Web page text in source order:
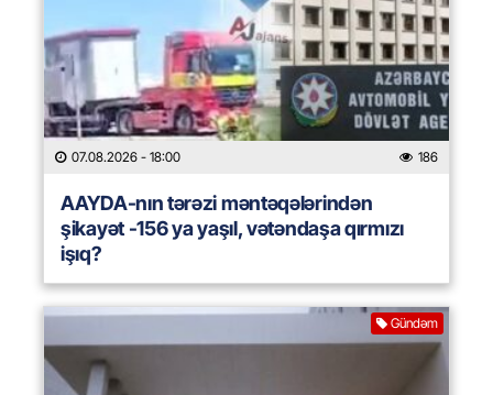
07.08.2026 - 18:00 186
AAYDA-nın tərəzi məntəqələrindən
şikayət -156 ya yaşıl, vətəndaşa qırmızı
işıq?
Gündəm